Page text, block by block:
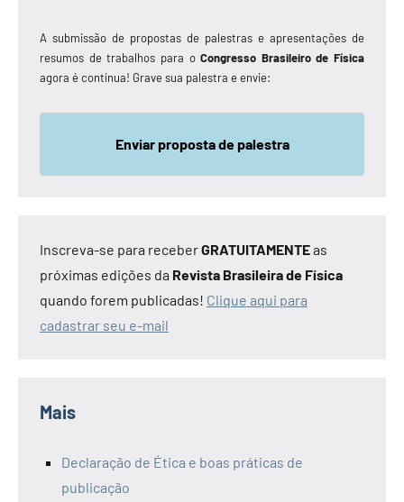
A submissão de propostas de palestras e apresentações de
resumos de trabalhos para oCongresso Brasileiro de Física
agora é contínua! Grave sua palestra e envie:
Enviar proposta de palestra
Inscreva-se para receberGRATUITAMENTEas
próximas edições da Revista Brasileira de Física
quando forem publicadas! Clique aqui para
cadastrar seu e-mail
Mais
Declaração de Ética e boas práticas de
publicação